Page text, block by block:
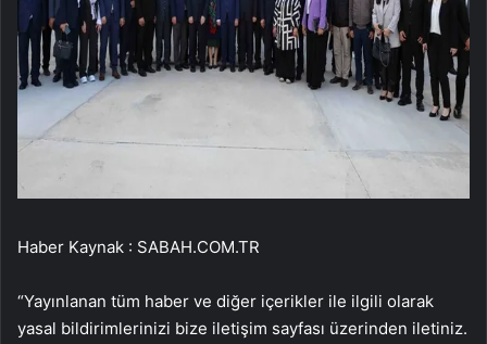
Haber Kaynak : SABAH.COM.TR
“Yayınlanan tüm haber ve diğer içerikler ile ilgili olarak
yasal bildirimlerinizi bize iletişim sayfası üzerinden iletiniz.